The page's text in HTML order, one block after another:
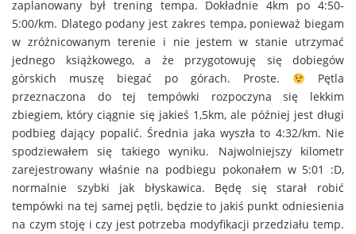
zaplanowany był trening tempa. Dokładnie 4km po 4:50-
5:00/km. Dlatego podany jest zakres tempa, ponieważ biegam
w zróżnicowanym terenie i nie jestem w stanie utrzymać
jednego książkowego, a że przygotowuję się dobiegów
górskich muszę biegać po górach. Proste.
Pętla
przeznaczona do tej tempówki rozpoczyna się lekkim
zbiegiem, który ciągnie się jakieś 1,5km, ale później jest długi
podbieg dający popalić. Średnia jaka wyszła to 4:32/km. Nie
spodziewałem się takiego wyniku. Najwolniejszy kilometr
zarejestrowany właśnie na podbiegu pokonałem w 5:01 :D,
normalnie szybki jak błyskawica. Będę się starał robić
tempówki na tej samej pętli, będzie to jakiś punkt odniesienia
na czym stoję i czy jest potrzeba modyfikacji przedziału temp.